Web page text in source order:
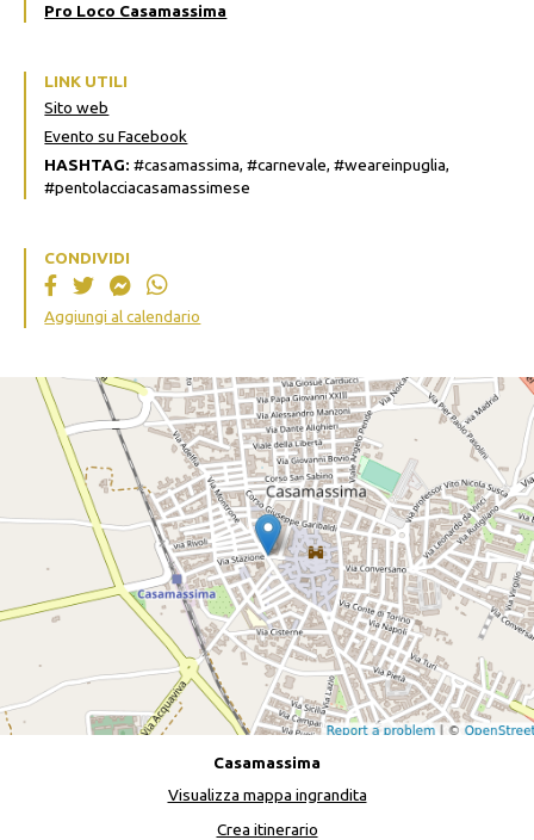
Pro Loco Casamassima
LINK UTILI
Sito web
Evento su Facebook
HASHTAG: #casamassima, #carnevale, #weareinpuglia,
#pentolacciacasamassimese
CONDIVIDI
Aggiungi al calendario
Casamassima
Visualizza mappa ingrandita
Crea itinerario